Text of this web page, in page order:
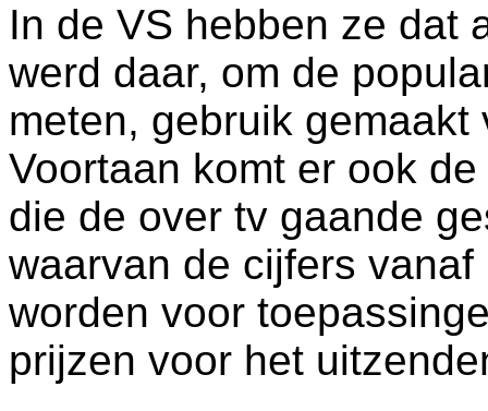
In de VS hebben ze dat
werd daar, om de
meten, gebruik
Voortaan komt er ook
die de over tv gaande
waarvan de cijfers
worden voor
prijzen voor het